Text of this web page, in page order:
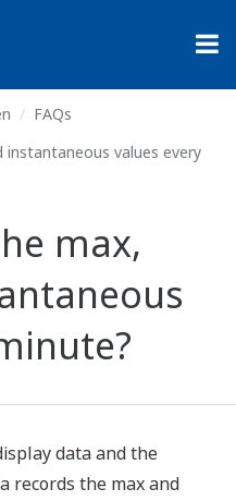
FAQs
values every
max,
data and the
records the max and